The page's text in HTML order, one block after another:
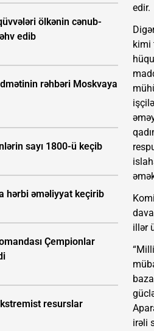
ölkənin cənub-
edib
rəhbəri Moskvaya
sayı 1800-ü keçib
hərbi əməliyyat keçirib
Çempionlar
resurslar
edir.
kimi
illər
irəli